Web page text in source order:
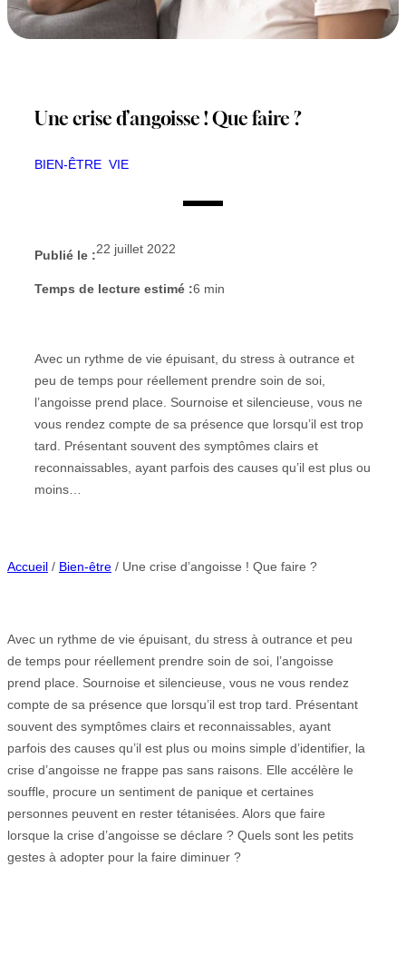
Une crise d’angoisse ! Que faire ?
BIEN-ÊTRE VIE
Publié le :22 juillet 2022
Temps de lecture estimé :6 min
Avec un rythme de vie épuisant, du stress à outrance et
peu de temps pour réellement prendre soin de soi,
l’angoisse prend place. Sournoise et silencieuse, vous ne
vous rendez compte de sa présence que lorsqu’il est trop
tard. Présentant souvent des symptômes clairs et
reconnaissables, ayant parfois des causes qu’il est plus ou
moins…
Accueil / Bien-être / Une crise d’angoisse ! Que faire ?
Avec un rythme de vie épuisant, du stress à outrance et peu
de temps pour réellement prendre soin de soi, l’angoisse
prend place. Sournoise et silencieuse, vous ne vous rendez
compte de sa présence que lorsqu’il est trop tard. Présentant
souvent des symptômes clairs et reconnaissables, ayant
parfois des causes qu’il est plus ou moins simple d’identifier, la
crise d’angoisse ne frappe pas sans raisons. Elle accélère le
souffle, procure un sentiment de panique et certaines
personnes peuvent en rester tétanisées. Alors que faire
lorsque la crise d’angoisse se déclare ? Quels sont les petits
gestes à adopter pour la faire diminuer ?